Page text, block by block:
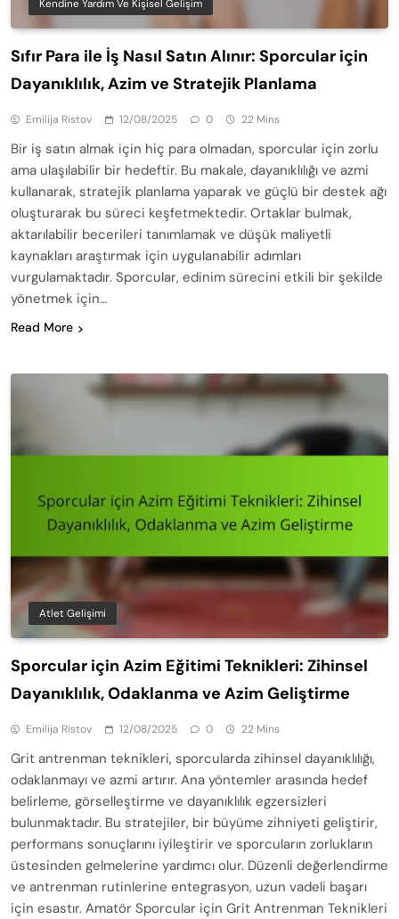
Kendine Yardım Ve Kişisel Gelişim
Sıfır Para ile İş Nasıl Satın Alınır: Sporcular için
Dayanıklılık, Azim ve Stratejik Planlama
Emilija Ristov 12/08/2025 0 22 Mins
Bir iş satın almak için hiç para olmadan, sporcular için zorlu
ama ulaşılabilir bir hedeftir. Bu makale, dayanıklılığı ve azmi
kullanarak, stratejik planlama yaparak ve güçlü bir destek ağı
oluşturarak bu süreci keşfetmektedir. Ortaklar bulmak,
aktarılabilir becerileri tanımlamak ve düşük maliyetli
kaynakları araştırmak için uygulanabilir adımları
vurgulamaktadır. Sporcular, edinim sürecini etkili bir şekilde
yönetmek için…
Read More
Atlet Gelişimi
Sporcular için Azim Eğitimi Teknikleri: Zihinsel
Dayanıklılık, Odaklanma ve Azim Geliştirme
Emilija Ristov 12/08/2025 0 22 Mins
Grit antrenman teknikleri, sporcularda zihinsel dayanıklılığı,
odaklanmayı ve azmi artırır. Ana yöntemler arasında hedef
belirleme, görselleştirme ve dayanıklılık egzersizleri
bulunmaktadır. Bu stratejiler, bir büyüme zihniyeti geliştirir,
performans sonuçlarını iyileştirir ve sporcuların zorlukların
üstesinden gelmelerine yardımcı olur. Düzenli değerlendirme
ve antrenman rutinlerine entegrasyon, uzun vadeli başarı
için esastır. Amatör Sporcular için Grit Antrenman Teknikleri